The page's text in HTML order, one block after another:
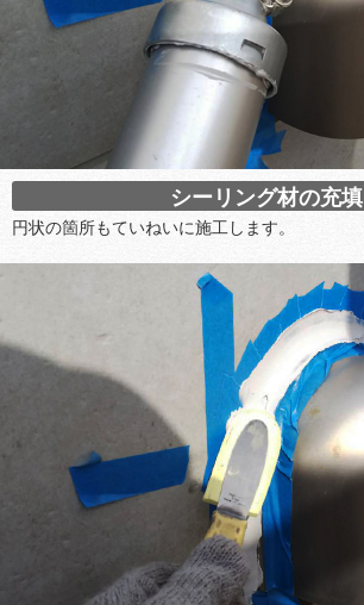
シーリング材の充填
円状の箇所もていねいに施工します。